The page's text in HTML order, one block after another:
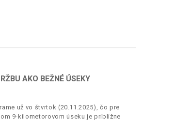
AKO BEŽNÉ ÚSEKY
už vo štvrtok (20.11.2025), čo pre
9-kilometorovom úseku je približne